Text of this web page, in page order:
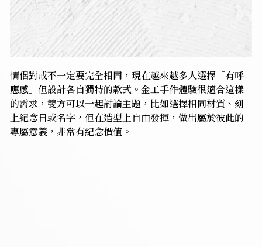
情侶對戒不一定要完全相同，現在越來越多人選擇「有呼
應感」但設計各自獨特的款式。金工手作體驗很適合這樣
的需求，雙方可以一起討論主題，比如選擇相同材質、刻
上紀念日或名字，但在造型上自由發揮，做出屬於彼此的
專屬意義，非常有紀念價值。